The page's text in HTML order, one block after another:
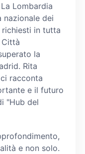
Lombardia
nazionale dei
in tutta
la
Rita
racconta
e il futuro
"Hub del
e non solo.